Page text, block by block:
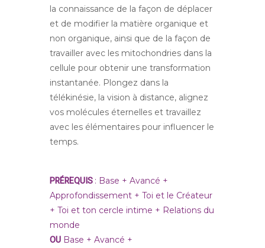
la connaissance de la façon de déplacer
et de modifier la matière organique et
non organique, ainsi que de la façon de
travailler avec les mitochondries dans la
cellule pour obtenir une transformation
instantanée. Plongez dans la
télékinésie, la vision à distance, alignez
vos molécules éternelles et travaillez
avec les élémentaires pour influencer le
temps.
PRÉREQUIS : Base + Avancé +
Approfondissement + Toi et le Créateur
+ Toi et ton cercle intime + Relations du
monde
OU Base + Avancé +